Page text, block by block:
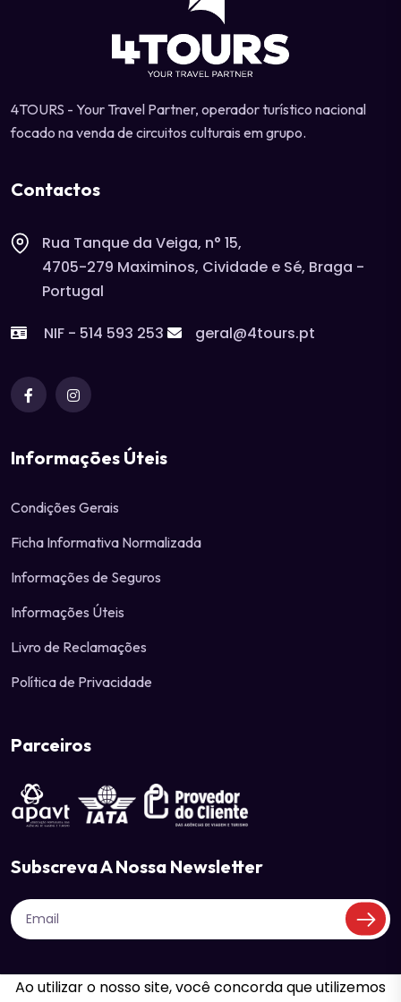
4TOURS - Your Travel Partner, operador turístico nacional
focado na venda de circuitos culturais em grupo.
Contactos
Rua Tanque da Veiga, n° 15,
4705-279 Maximinos, Cividade e Sé, Braga -
Portugal
NIF - 514 593 253 geral@4tours.pt
Informações Úteis
Condições Gerais
Ficha Informativa Normalizada
Informações de Seguros
Informações Úteis
Livro de Reclamações
Política de Privacidade
Parceiros
Subscreva A Nossa Newsletter
4TOURS - Your Travel Partner | RNAVT 7429 | ©
Ao utilizar o nosso site, você concorda que utilizemos